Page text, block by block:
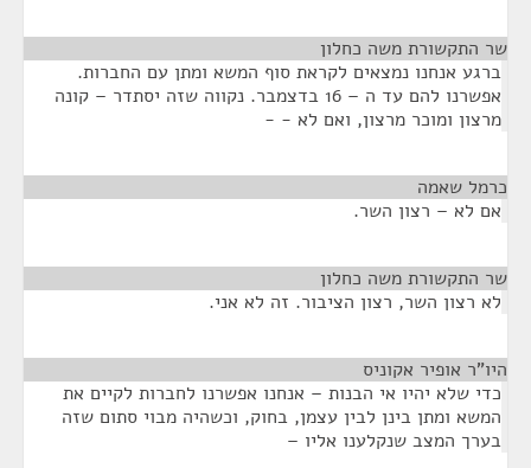
שר התקשורת משה כחלון
ברגע אנחנו נמצאים לקראת סוף המשא ומתן עם החברות.
אפשרנו להם עד ה – 16 בדצמבר. נקווה שזה יסתדר – קונה
מרצון ומוכר מרצון, ואם לא - -
כרמל שאמה
אם לא – רצון השר.
שר התקשורת משה כחלון
לא רצון השר, רצון הציבור. זה לא אני.
היו"ר אופיר אקוניס
כדי שלא יהיו אי הבנות – אנחנו אפשרנו לחברות לקיים את
המשא ומתן בינן לבין עצמן, בחוק, וכשהיה מבוי סתום שזה
בערך המצב שנקלענו אליו –